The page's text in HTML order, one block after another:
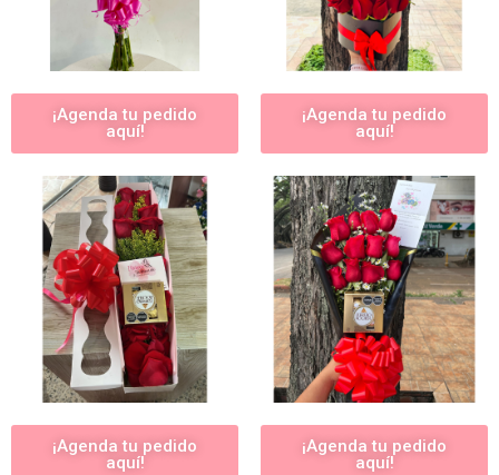
¡Agenda tu pedido
aquí!
¡Agenda tu pedido
aquí!
¡Agenda tu pedido
aquí!
¡Agenda tu pedido
aquí!